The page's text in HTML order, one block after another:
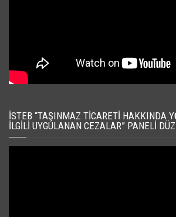
İSTEB “TAŞINMAZ TICARETI HAKKINDA
İLGILI UYGULANAN CEZALAR” PANELI